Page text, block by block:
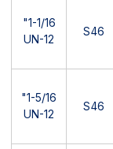
S46
1-1/16"
UN-12
S46
1-5/16"
UN-12